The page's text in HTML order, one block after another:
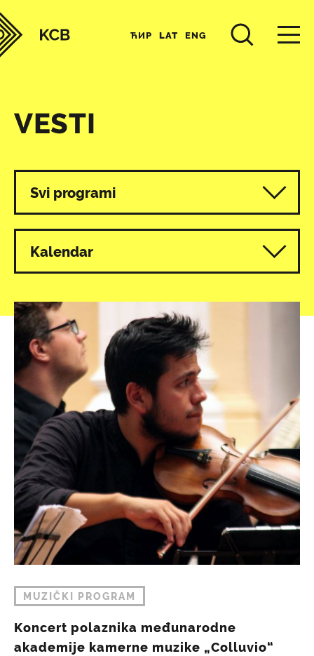
ЋИР LAT ENG
VESTI
Svi programi
Kalendar
MUZIČKI PROGRAM
Koncert polaznika međunarodne
akademije kamerne muzike „Colluvio“